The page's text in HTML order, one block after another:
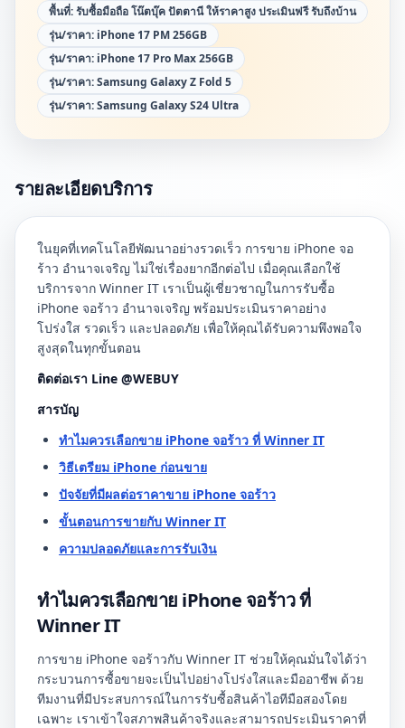
พื้นที่:รับซื้อมือถือ โน๊ตบุ๊ค ปัตตานี ให้ราคาสูง ประเมินฟรี รับถึงบ้าน
รุ่น/ราคา: iPhone 17 PM 256GB
รุ่น/ราคา: iPhone 17 Pro Max 256GB
รุ่น/ราคา:Samsung Galaxy Z Fold 5
รุ่น/ราคา:Samsung Galaxy S24 Ultra
รายละเอียดบริการ
ในยุคที่เทคโนโลยีพัฒนาอย่างรวดเร็ว การขาย iPhone จอ
ร้าว อำนาจเจริญ ไม่ใช่เรื่องยากอีกต่อไป เมื่อคุณเลือกใช้
บริการจาก Winner IT เราเป็นผู้เชี่ยวชาญในการรับซื้อ
iPhone จอร้าว อำนาจเจริญ พร้อมประเมินราคาอย่าง
โปร่งใส รวดเร็ว และปลอดภัย เพื่อให้คุณได้รับความพึงพอใจ
สูงสุดในทุกขั้นตอน
ติดต่อเรา Line @WEBUY
สารบัญ
ทำไมควรเลือกขาย iPhone จอร้าว ที่ Winner IT
วิธีเตรียม iPhone ก่อนขาย
ปัจจัยที่มีผลต่อราคาขาย iPhone จอร้าว
ขั้นตอนการขายกับ Winner IT
ความปลอดภัยและการรับเงิน
ทำไมควรเลือกขาย iPhone จอร้าว ที่
Winner IT
การขาย iPhone จอร้าวกับ Winner IT ช่วยให้คุณมั่นใจได้ว่า
กระบวนการซื้อขายจะเป็นไปอย่างโปร่งใสและมืออาชีพ ด้วย
ทีมงานที่มีประสบการณ์ในการรับซื้อสินค้าไอทีมือสองโดย
เฉพาะ เราเข้าใจสภาพสินค้าจริงและสามารถประเมินราคาที่